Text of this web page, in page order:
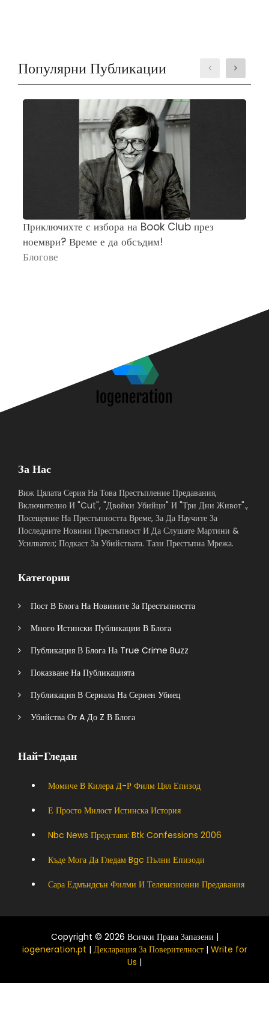
Популярни Публикации
Приключихте с избора на Book Club през
ноември? Време е да обсъдим!
Блогове
За Нас
Виж Цялата Серия На Това Престъпление Предавания,
Включително И "Cut", "Двойки Убийци" И "Три Дни Живот".,
Посещение На Престъпността Време, За Да Научите За
Последните Новини Престъпност И Да Слушате Мартини &
Усилвател; Подкаст За Убийствата. Тази Престъпна Мрежа.
Категории
Пост В Блога На Новините За Престъпността
Много Истински Публикации В Блога
Публикация В Блога На True Crime Buzz
Показване На Публикацията
Публикация В Сериала На Сериен Убиец
Убийства От A До Z В Блога
Най-Гледан
Момиче В Килера Д-Р Филм Цял Епизод
Е Просто Милост Истинска История
Nbc News Представя: Btk Confessions 2006
Къде Мога Да Гледам Bgc Пълни Епизоди
Сара Едмъндсън Филми И Телевизионни Предавания
Copyright © 2026 Всички Права Запазени |
iogeneration.pt | Декларация За Поверителност| Write for
Us |